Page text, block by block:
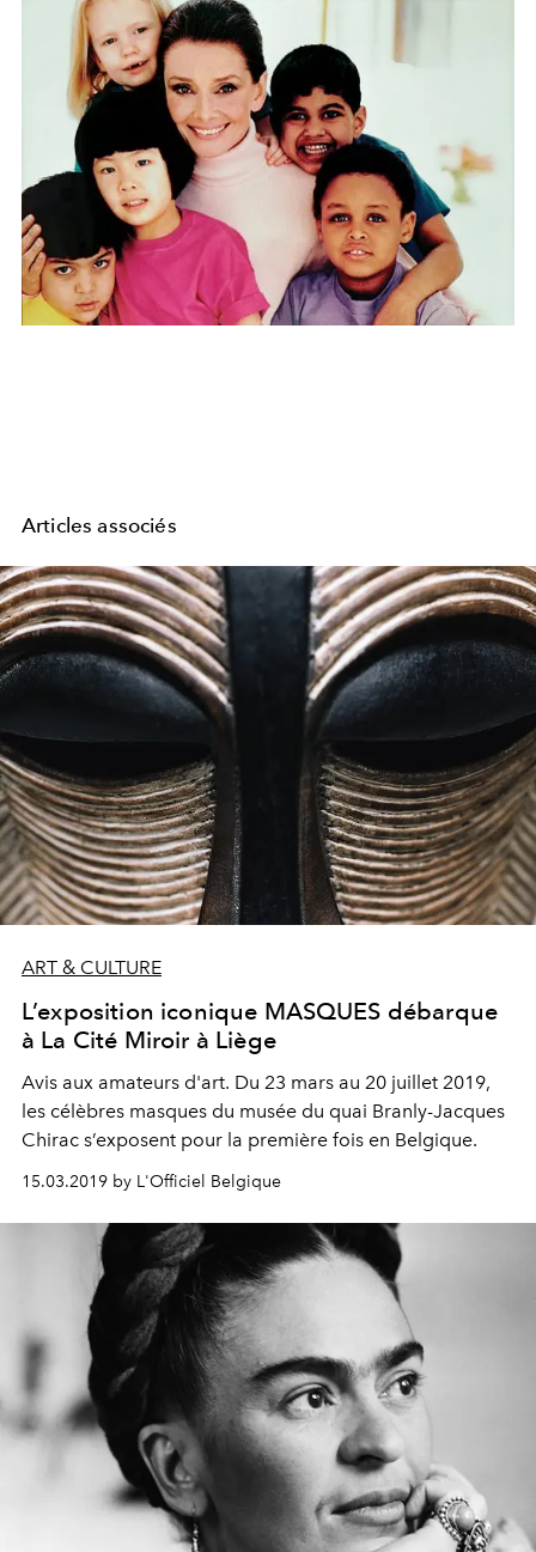
Articles associés
ART & CULTURE
L’exposition iconique MASQUES débarque
à La Cité Miroir à Liège
Avis aux amateurs d'art. Du 23 mars au 20 juillet 2019,
les célèbres masques du musée du quai Branly-Jacques
Chirac s’exposent pour la première fois en Belgique.
15.03.2019 by L'Officiel Belgique